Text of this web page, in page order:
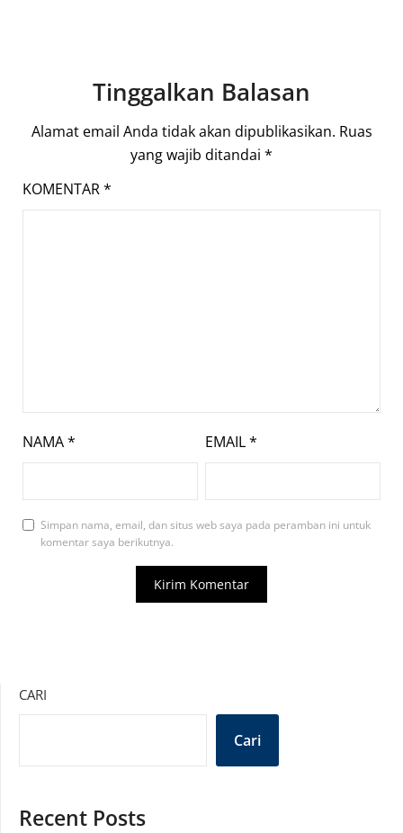
Tinggalkan Balasan
Alamat email Anda tidak akan dipublikasikan. Ruas
yang wajib ditandai *
KOMENTAR*
NAMA* EMAIL*
Simpan nama, email, dan situs web saya pada peramban ini untuk
komentar saya berikutnya.
CARI
Cari
Recent Posts